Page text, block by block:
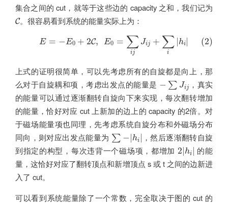
集合之间的 cut，就等于这些边的 capacity 之和，我们记为
C
C。很容易看到系统的能量实际上为：
E = −E0 + 2C, E0 = ∑
ij
Jij + ∑
i
|hi | (2)
E= 0 +2 C, =∑i J i|hi|
上式的证明很简单，可以先考虑所有的自旋都是向上，那
么对于自旋耦和项，考虑出发点的能量是 − ∑ Jij
∑Ji
，真实
的能量可以通过逐渐翻转自旋向下来实现，每次翻转增加
的能量，恰好对应 cut 上新加的边上的 capacity 的2倍。对
于磁场能量项也同理，先考虑系统自旋分布和外磁场分布
同向，则对应出发点能量为 ∑ − hi
∑− i|
，然后逐渐翻转自旋
到指定的构型，每次违背一个磁场项，都增加 2 hi
2|h | 的能
量，这恰好对应了翻转顶点和新增顶点 s 或 t 之间的边新进
入了 cut。
可以看到系统能量除了一个常数，完全取决于图的 cut 的